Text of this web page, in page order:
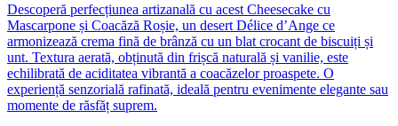
Descoperă perfecțiunea artizanală cu acest Cheesecake cu
Mascarpone și Coacăză Roșie, un desert Délice d’Ange ce
armonizează crema fină de brânză cu un blat crocant de biscuiți și
unt. Textura aerată, obținută din frișcă naturală și vanilie, este
echilibrată de aciditatea vibrantă a coacăzelor proaspete. O
experiență senzorială rafinată, ideală pentru evenimente elegante sau
momente de răsfăț suprem.